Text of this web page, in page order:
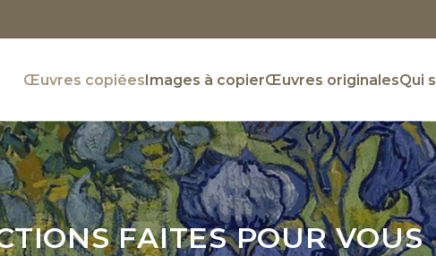
Œuvres copiéesImages à copierŒuvres originalesQui
FAITES POUR VOUS